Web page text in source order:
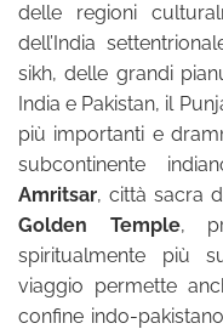
delle regioni
dell’India
sikh, delle grandi
India e Pakistan, il
più importanti e
subcontinente
Amritsar, città sacra
Golden Temple,
spiritualmente più
viaggio permette
confine indo-